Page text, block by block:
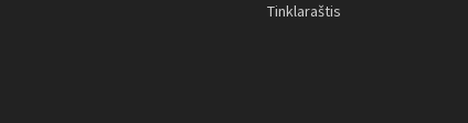
Tinklaraštis